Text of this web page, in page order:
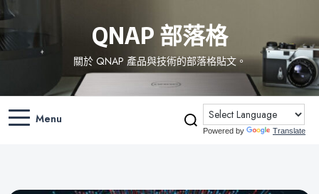
QNAP 部落格
關於 QNAP 產品與技術的部落格貼文。
Menu
Powered by Translate